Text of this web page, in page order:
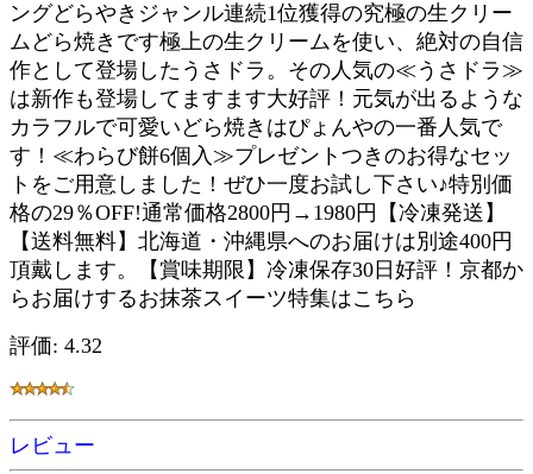
ングどらやきジャンル連続1位獲得の究極の生クリー
ムどら焼きです極上の生クリームを使い、絶対の自信
作として登場したうさドラ。その人気の≪うさドラ≫
は新作も登場してますます大好評！元気が出るような
カラフルで可愛いどら焼きはぴょんやの一番人気で
す！≪わらび餅6個入≫プレゼントつきのお得なセッ
トをご用意しました！ぜひ一度お試し下さい♪特別価
格の29％OFF!通常価格2800円→1980円【冷凍発送】
【送料無料】北海道・沖縄県へのお届けは別途400円
頂戴します。【賞味期限】冷凍保存30日好評！京都か
らお届けするお抹茶スイーツ特集はこちら
評価: 4.32
レビュー